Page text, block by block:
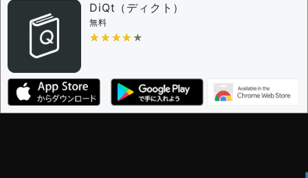
DiQt（ディクト）
無料
★★★★★
★★★★★